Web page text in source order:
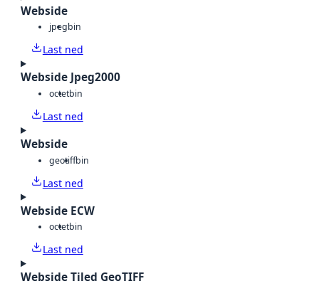
Webside
jpegbin
Last ned
Webside Jpeg2000
octetbin
Last ned
Webside
geotiffbin
Last ned
Webside ECW
octetbin
Last ned
Webside Tiled GeoTIFF